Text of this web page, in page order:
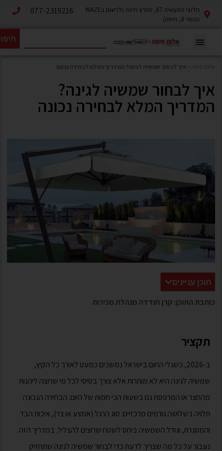
חלוצי התעשיה 67, מפרץ חיפה (לרשום בWAZE
הנופר 8, חיפה)
077-2319216
אלום חיפה איך לבחור שמשיה לגינה? המדריך המלא לבחירה נכונה
איך לבחור שמשיה לגינה?
המדריך המלא לבחירה נכונה
תוכן עניינים
כותבת התוכן: קרן חודדה מנהלת מכירות
תקציר
ב-2026, כשגלי החום בישראל נמשכים כמעט לאורך כל הקיץ,
שמשיה לגינה היא לא מותרות אלא צורך בסיסי לכל מי שרוצה ליהנות
מהחצר או המרפסת גם בשעות הכי חמות של היום. הבחירה הנכונה
תלויה בשלושה גורמים מרכזיים: סוג הרגל (אמצע או צד), איכות הבד
והמסגרת, וגודל השמשיה ביחס לשטח שרוצים להצליל. במדריך הזה
נעבור על כל מה שצריך לדעת כדי לבחור שמשיה לגינה שתחזיק